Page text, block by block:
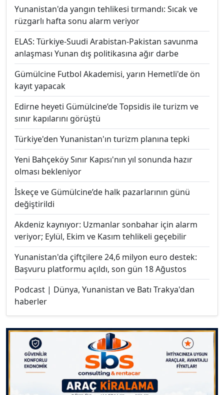
Yunanistan'da yangın tehlikesi tırmandı: Sıcak ve
rüzgarlı hafta sonu alarm veriyor
ELAS: Türkiye-Suudi Arabistan-Pakistan savunma
anlaşması Yunan dış politikasına ağır darbe
Gümülcine Futbol Akademisi, yarın Hemetli'de ön
kayıt yapacak
Edirne heyeti Gümülcine’de Topsidis ile turizm ve
sınır kapılarını görüştü
Türkiye'den Yunanistan'ın turizm planına tepki
Yeni Bahçeköy Sınır Kapısı'nın yıl sonunda hazır
olması bekleniyor
İskeçe ve Gümülcine’de halk pazarlarının günü
değiştirildi
Akdeniz kaynıyor: Uzmanlar sonbahar için alarm
veriyor; Eylül, Ekim ve Kasım tehlikeli geçebilir
Yunanistan'da çiftçilere 24,6 milyon euro destek:
Başvuru platformu açıldı, son gün 18 Ağustos
Podcast | Dünya, Yunanistan ve Batı Trakya'dan
haberler